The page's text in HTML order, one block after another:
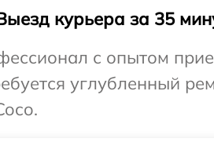
курьера за 35
с опытом
углубленный